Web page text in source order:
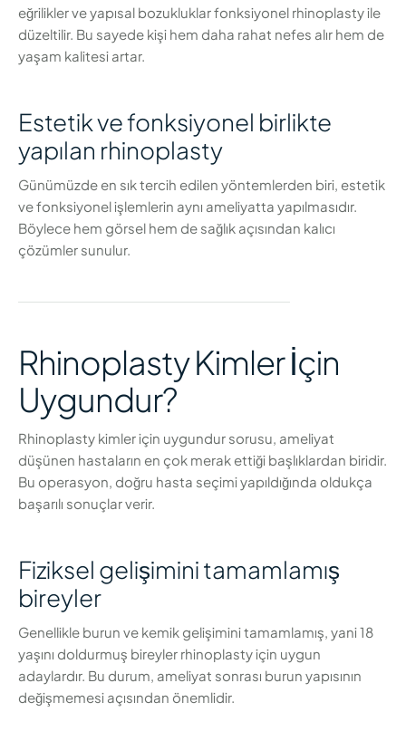
eğrilikler ve yapısal bozukluklar fonksiyonel rhinoplasty ile
düzeltilir. Bu sayede kişi hem daha rahat nefes alır hem de
yaşam kalitesi artar.
Estetik ve fonksiyonel birlikte
yapılan rhinoplasty
Günümüzde en sık tercih edilen yöntemlerden biri, estetik
ve fonksiyonel işlemlerin aynı ameliyatta yapılmasıdır.
Böylece hem görsel hem de sağlık açısından kalıcı
çözümler sunulur.
Rhinoplasty Kimler İçin
Uygundur?
Rhinoplasty kimler için uygundur sorusu, ameliyat
düşünen hastaların en çok merak ettiği başlıklardan biridir.
Bu operasyon, doğru hasta seçimi yapıldığında oldukça
başarılı sonuçlar verir.
Fiziksel gelişimini tamamlamış
bireyler
Genellikle burun ve kemik gelişimini tamamlamış, yani 18
yaşını doldurmuş bireyler rhinoplasty için uygun
adaylardır. Bu durum, ameliyat sonrası burun yapısının
değişmemesi açısından önemlidir.